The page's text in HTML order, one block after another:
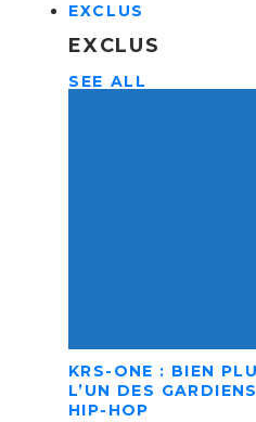
EXCLUS
EXCLUS
SEE ALL
KRS-ONE : BIEN
L’UN DES
HIP-HOP